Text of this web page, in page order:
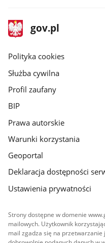
stopka
gov.pl
Strona
gov.pl
gov.pl
Polityka cookies
Służba cywilna
Profil zaufany
BIP
Prawa autorskie
Warunki korzystania
Geoportal
Deklaracja dostępności
Ustawienia prywatności
Strony dostępne w domenie
mailowych. Użytkownik
mail zgadza się na